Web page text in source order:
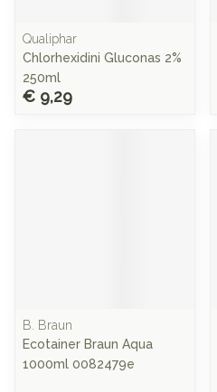
Qualiphar
Chlorhexidini Gluconas 2%
250ml
€ 9,29
B. Braun
Ecotainer Braun Aqua
1000ml 0082479e